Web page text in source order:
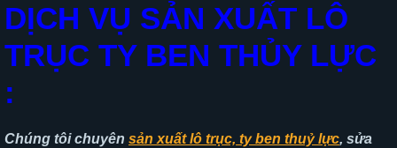
DỊCH VỤ SẢN XUẤT LÔ
TRỤC TY BEN THỦY LỰC
:
Chúng tôi chuyên sản xuất lô trục, ty ben thuỷ lực, sửa